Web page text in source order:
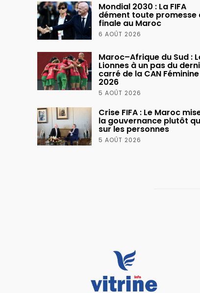
Mondial 2030 : La FIFA
dément toute promesse
finale au Maroc
6 AOÛT 2026
Maroc–Afrique du Sud :
Lionnes à un pas du
carré de la CAN Féminine
2026
5 AOÛT 2026
Crise FIFA : Le Maroc
la gouvernance plutôt
sur les personnes
5 AOÛT 2026